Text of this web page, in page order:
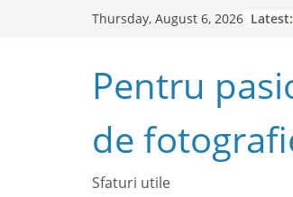
Thursday, August 6, 2026 Latest:
Pentru
de
Sfaturi utile